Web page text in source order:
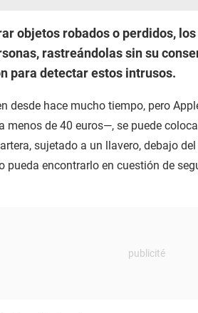
objetos robados o perdidos,
rastreándolas sin su
para detectar estos intrusos.
desde hace mucho tiempo, pero
de 40 euros—, se puede
sujetado a un llavero, debajo
encontrarlo en cuestión de